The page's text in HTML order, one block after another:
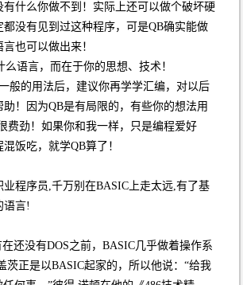
什么你做不到！实际上还可以做个破坏硬
没有见到过这种程序，可是QB确实能做
也可以做出来！
语言，而在于你的思想、技术！
般的用法后，建议你再学学汇编，对以后
！因为QB是有局限的，有些你的想法用
费劲！如果你和我一样，只是编程爱好
饭吃，就学QB算了！
程序员,千万别在BASIC上走太远,有了基
语言!
还没有DOS之前，BASIC几乎做着操作系
茨正是以BASIC起家的，所以他说：“给我